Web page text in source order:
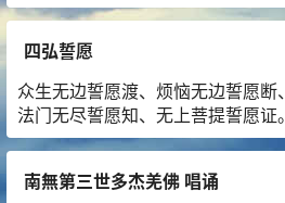
四弘誓愿
众生无边誓愿渡、烦恼无边誓愿断、
法门无尽誓愿知、无上菩提誓愿证。
南無第三世多杰羌佛 唱诵